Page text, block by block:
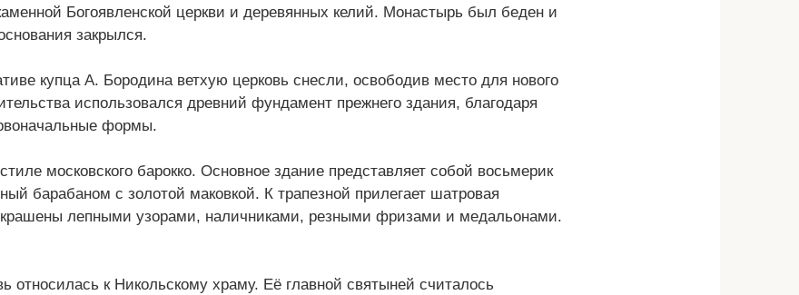
Богоявленской церкви и деревянных келий. Монастырь был беден и
закрылся.
купца А. Бородина ветхую церковь снесли, освободив место для нового
использовался древний фундамент прежнего здания, благодаря
формы.
московского барокко. Основное здание представляет собой восьмерик
барабаном с золотой маковкой. К трапезной прилегает шатровая
лепными узорами, наличниками, резными фризами и медальонами.
относилась к Никольскому храму. Её главной святыней считалось